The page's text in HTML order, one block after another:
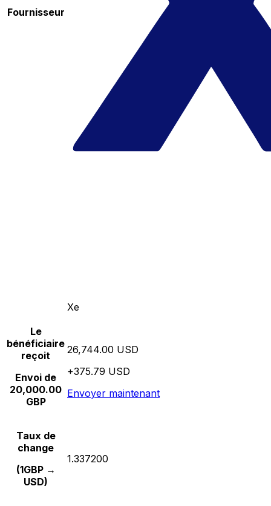
Fournisseur
Xe
Le
bénéficiaire
reçoit
Envoi de
20,000.00
GBP
26,744.00 USD
+375.79 USD
Envoyer maintenant
Taux de
change
(1GBP →
USD)
1.337200